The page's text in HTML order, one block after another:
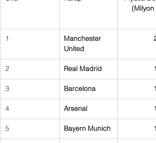
(Milyon
1
Manchester
United
2 Real Madrid
3 Barcelona
4 Arsenal
5 Bayern Munich